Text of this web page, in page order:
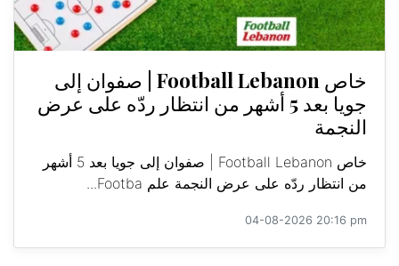
خاص Football Lebanon | صفوان إلى
جويا بعد 5 أشهر من انتظار ردّه على عرض
النجمة
خاص Football Lebanon | صفوان إلى جويا بعد 5 أشهر
من انتظار ردّه على عرض النجمة علم Footba...
04-08-2026 20:16 pm